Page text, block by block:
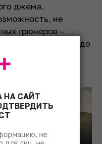
джема,
не
грюнеров –
легко стареть до
НА САЙТ
не